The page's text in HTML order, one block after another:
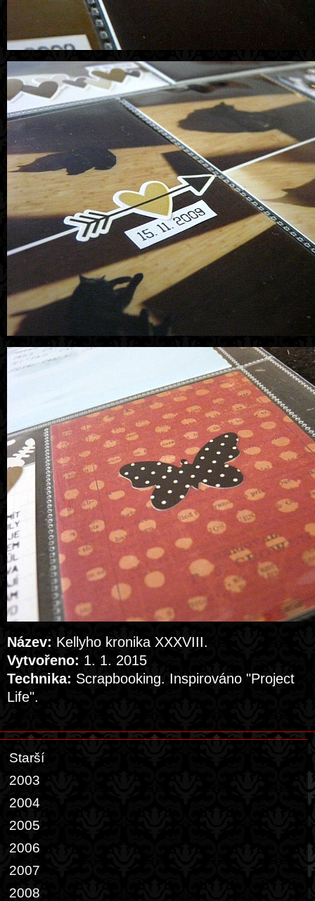
Název: Kellyho kronika XXXVIII.
Vytvořeno: 1. 1. 2015
Technika: Scrapbooking. Inspirováno "Project
Life".
Starší
2003
2004
2005
2006
2007
2008